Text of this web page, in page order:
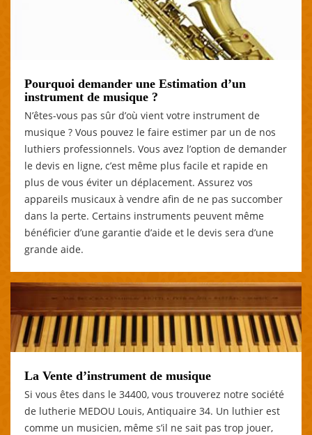
Pourquoi demander une Estimation d’un
instrument de musique ?
N’êtes-vous pas sûr d’où vient votre instrument de
musique ? Vous pouvez le faire estimer par un de nos
luthiers professionnels. Vous avez l’option de demander
le devis en ligne, c’est même plus facile et rapide en
plus de vous éviter un déplacement. Assurez vos
appareils musicaux à vendre afin de ne pas succomber
dans la perte. Certains instruments peuvent même
bénéficier d’une garantie d’aide et le devis sera d’une
grande aide.
La Vente d’instrument de musique
Si vous êtes dans le 34400, vous trouverez notre société
de lutherie MEDOU Louis, Antiquaire 34. Un luthier est
comme un musicien, même s’il ne sait pas trop jouer,